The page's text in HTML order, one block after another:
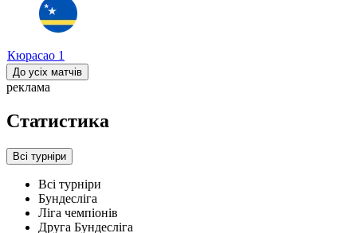
Кюрасао 1
До усіх матчів
реклама
Статистика
Всі турніри
Всі турніри
Бундесліга
Ліга чемпіонів
Друга Бундесліга